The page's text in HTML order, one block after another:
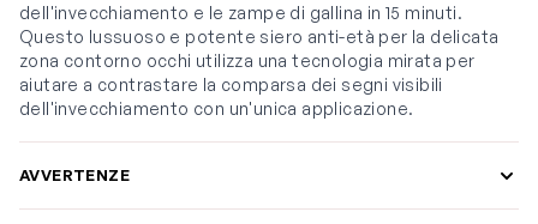
dell'invecchiamento e le zampe di gallina in 15 minuti.
Questo lussuoso e potente siero anti-età per la delicata
zona contorno occhi utilizza una tecnologia mirata per
aiutare a contrastare la comparsa dei segni visibili
dell'invecchiamento con un'unica applicazione.
AVVERTENZE